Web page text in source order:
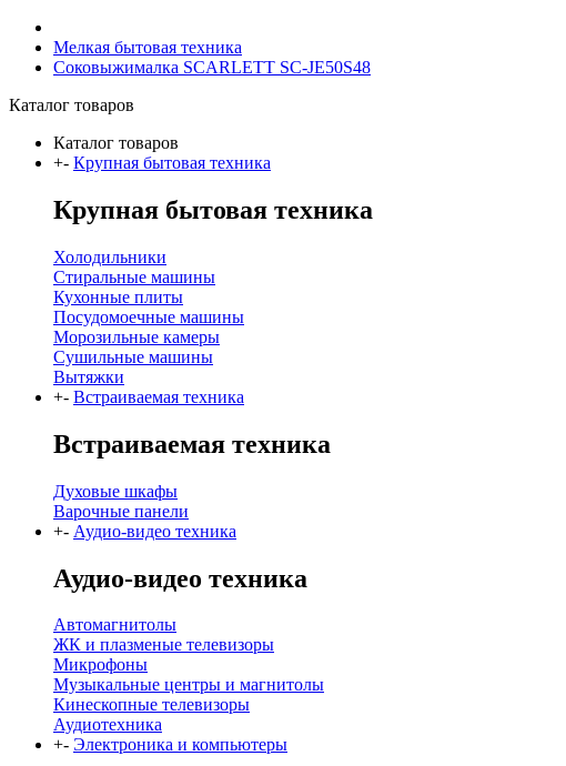
Мелкая бытовая техника
Соковыжималка SCARLETT SC-JE50S48
Каталог товаров
Каталог товаров
+- Крупная бытовая техника
Крупная бытовая техника
Холодильники
Стиральные машины
Кухонные плиты
Посудомоечные машины
Морозильные камеры
Сушильные машины
Вытяжки
+- Встраиваемая техника
Встраиваемая техника
Духовые шкафы
Варочные панели
+- Аудио-видео техника
Аудио-видео техника
Автомагнитолы
ЖК и плазменые телевизоры
Микрофоны
Музыкальные центры и магнитолы
Кинескопные телевизоры
Аудиотехника
+- Электроника и компьютеры